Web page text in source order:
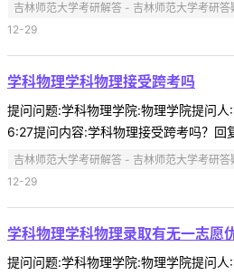
吉林师范大学考研解答 - 吉林师范大学考研答
12-29
学科物理学科物理接受跨考吗
提问问题:学科物理学院:物理学院提问
6:27提问内容:学科物理接受跨考吗？回
吉林师范大学考研解答 - 吉林师范大学考研答
12-29
学科物理学科物理录取有无一志愿
提问问题:学科物理学院:物理学院提问